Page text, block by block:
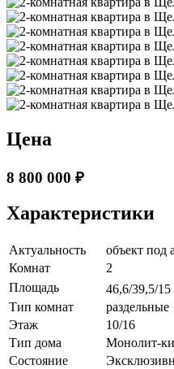
Цена
8 800 000 ₽
Характеристики
Актуальность
объект под
Комнат
2
Площадь
46,6/39,5/
Тип комнат
раздельные
Этаж
10/16
Тип дома
Монолит-
Состояние